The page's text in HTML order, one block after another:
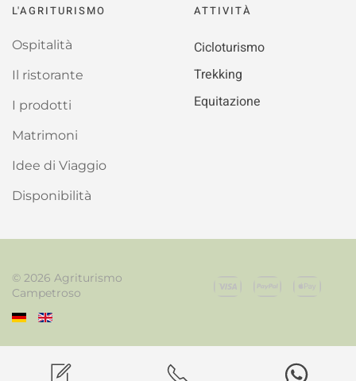
L'AGRITURISMO
Ospitalità
Il ristorante
I prodotti
Matrimoni
Idee di Viaggio
Disponibilità
ATTIVITÀ
Cicloturismo
Trekking
Equitazione
© 2026 Agriturismo
Campetroso